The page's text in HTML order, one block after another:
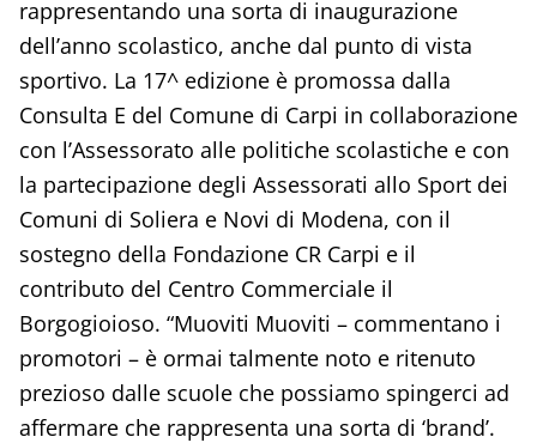
rappresentando una sorta di inaugurazione
dell’anno scolastico, anche dal punto di vista
sportivo. La 17^ edizione è promossa dalla
Consulta E del Comune di Carpi in collaborazione
con l’Assessorato alle politiche scolastiche e con
la partecipazione degli Assessorati allo Sport dei
Comuni di Soliera e Novi di Modena, con il
sostegno della Fondazione CR Carpi e il
contributo del Centro Commerciale il
Borgogioioso. “Muoviti Muoviti – commentano i
promotori – è ormai talmente noto e ritenuto
prezioso dalle scuole che possiamo spingerci ad
affermare che rappresenta una sorta di ‘brand’.